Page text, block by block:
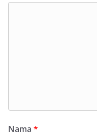
Nama *